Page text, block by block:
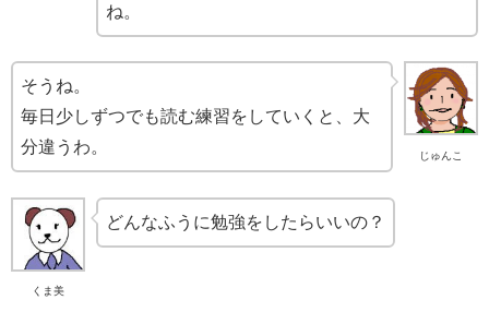
ね。
じゅんこ
そうね。
毎日少しずつでも読む練習をしていくと、大
分違うわ。
くま美
どんなふうに勉強をしたらいいの？